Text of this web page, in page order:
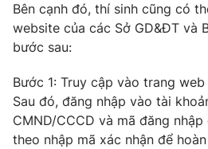
Chất lượng cuộc sống
Tuyển sinh
Học trực tuyến
Công nghệ
Hitech Công nghệ tương lai
Sản phẩm
Thị trường
Lịch phát sóng
Bên cạnh đó, thí sinh cũng có
website của các Sở GD&ĐT và
bước sau:
Bước 1: Truy cập vào trang
Sau đó, đăng nhập vào tài
CMND/CCCD và mã đăng
theo nhập mã xác nhận để